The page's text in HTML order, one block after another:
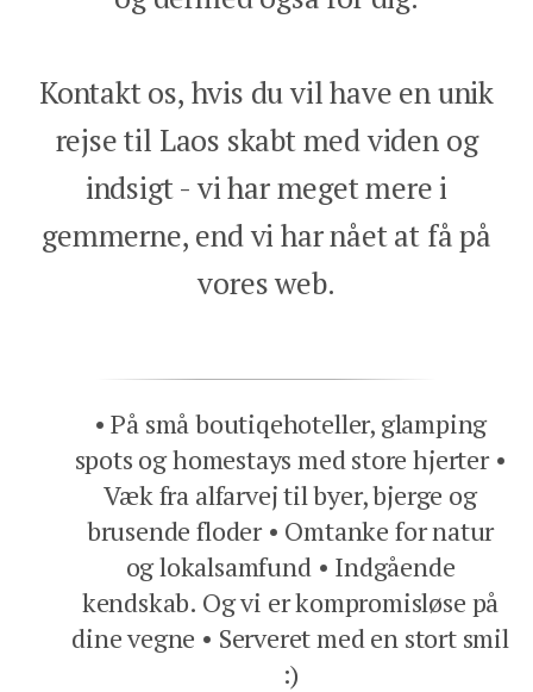
Kontakt os, hvis du vil have en unik
rejse til Laos skabt med viden og
indsigt - vi har meget mere i
gemmerne, end vi har nået at få på
vores web.
På små boutiqehoteller, glamping
spots og homestays med store hjerter
Væk fra alfarvej til byer, bjerge og
brusende floder
Omtanke for natur
og lokalsamfund
Indgående
kendskab. Og vi er kompromisløse på
dine vegne
Serveret med en stort smil
:)